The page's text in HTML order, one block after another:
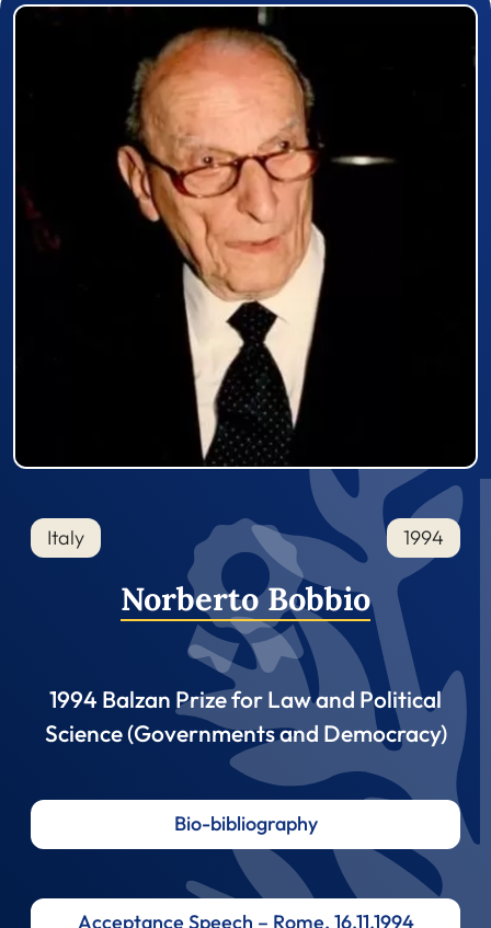
Prizewinner detail
Italy 1994
Norberto Bobbio
1994 Balzan Prize for Law and Political
Science (Governments and Democracy)
Bio-bibliography
Acceptance Speech – Rome, 16.11.1994